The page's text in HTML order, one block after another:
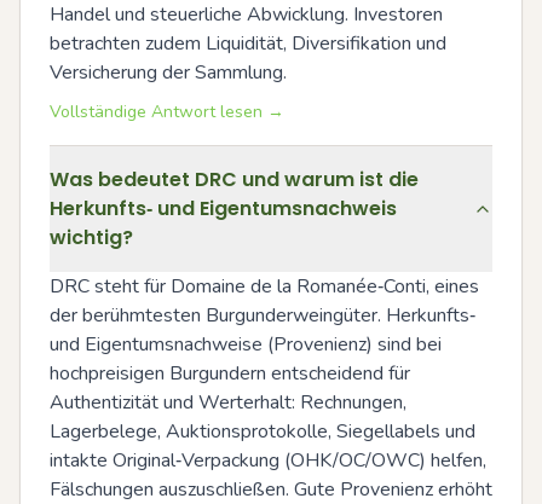
Handel und steuerliche Abwicklung. Investoren
betrachten zudem Liquidität, Diversifikation und
Versicherung der Sammlung.
Vollständige Antwort lesen →
Was bedeutet DRC und warum ist die
Herkunfts‑ und Eigentumsnachweis
wichtig?
DRC steht für Domaine de la Romanée‑Conti, eines
der berühmtesten Burgunderweingüter. Herkunfts‑
und Eigentumsnachweise (Provenienz) sind bei
hochpreisigen Burgundern entscheidend für
Authentizität und Werterhalt: Rechnungen,
Lagerbelege, Auktionsprotokolle, Siegellabels und
intakte Original‑Verpackung (OHK/OC/OWC) helfen,
Fälschungen auszuschließen. Gute Provenienz erhöht